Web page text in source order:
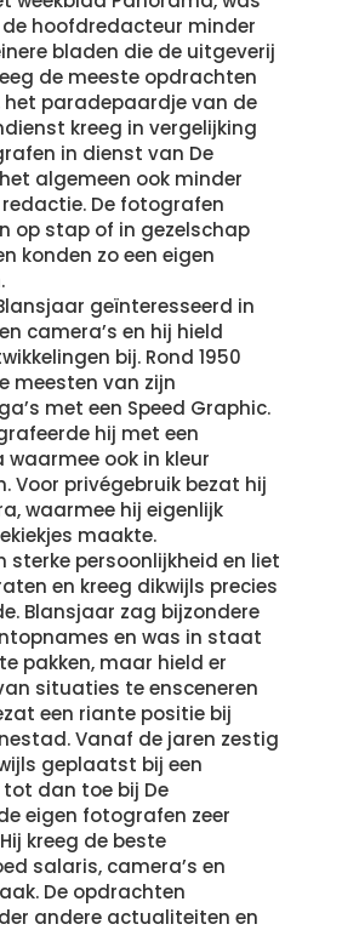
hoofdredacteur minder
bladen die de uitgeverij
de meeste opdrachten
het paradepaardje van de
kreeg in vergelijking
in dienst van De
algemeen ook minder
De fotografen
op stap of in gezelschap
konden zo een eigen
geïnteresseerd in
camera’s en hij hield
bij. Rond 1950
meesten van zijn
met een Speed Graphic.
hij met een
ook in kleur
Voor privégebruik bezat hij
waarmee hij eigenlijk
maakte.
sterke persoonlijkheid en liet
en kreeg dikwijls precies
Blansjaar zag bijzondere
en was in staat
pakken, maar hield er
situaties te ensceneren
een riante positie bij
Vanaf de jaren zestig
geplaatst bij een
dan toe bij De
eigen fotografen zeer
kreeg de beste
salaris, camera’s en
De opdrachten
andere actualiteiten en